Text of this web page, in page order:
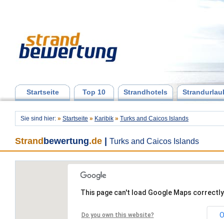
Startseite Top 10 Strandhotels
Sie sind hier: » Startseite » Karibik » Turks and Caicos Islands
Strand bewertung.de Turks and Caicos Islands
This page can't load Google Maps
Do you own this website?